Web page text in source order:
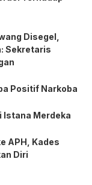
Disegel,
Sekretaris
Positif Narkoba
Istana Merdeka
APH, Kades
Diri